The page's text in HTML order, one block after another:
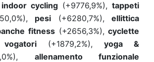
indoor cycling (+9776,9%), tappeti
pesi (+6280,7%), ellittica
fitness (+2656,3%), cyclette
vogatori (+1879,2%), yoga &
allenamento funzionale